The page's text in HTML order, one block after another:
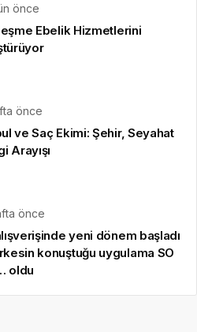
önce
Ebelik Hizmetlerini
önce
ve Saç Ekimi: Şehir, Seyahat
Arayışı
önce
yeni dönem başladı
konuştuğu uygulama SO
oldu